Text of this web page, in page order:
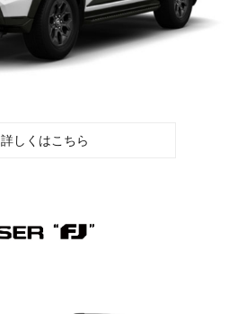
詳しくはこちら